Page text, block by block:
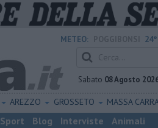
METEO: 24°
Sabato 08 Agosto
AREZZO GROSSETO MASSA
Sport Blog Interviste Animali